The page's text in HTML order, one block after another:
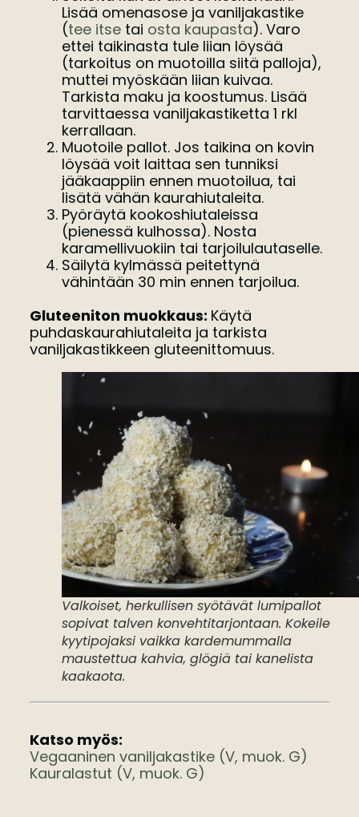
Lisää omenasose ja vaniljakastike
(tee itsetai osta kaupasta). Varo
ettei taikinasta tule liian löysää
(tarkoitus on muotoilla siitä palloja),
muttei myöskään liian kuivaa.
Tarkista maku ja koostumus. Lisää
tarvittaessa vaniljakastiketta 1 rkl
kerrallaan.
Muotoile pallot. Jos taikina on kovin
löysää voit laittaa sen tunniksi
jääkaappiin ennen muotoilua, tai
lisätä vähän kaurahiutaleita.
Pyöräytä kookoshiutaleissa
(pienessä kulhossa). Nosta
karamellivuokiin tai tarjoilulautaselle.
Säilytä kylmässä peitettynä
vähintään 30 min ennen tarjoilua.
Gluteeniton muokkaus: Käytä
puhdaskaurahiutaleita ja tarkista
vaniljakastikkeen gluteenittomuus.
Valkoiset, herkullisen syötävät lumipallot
sopivat talven konvehtitarjontaan. Kokeile
kyytipojaksi vaikka kardemummalla
maustettua kahvia, glögiä tai kanelista
kaakaota.
Katso myös:
Vegaaninen vaniljakastike (V, muok. G)
Kauralastut (V, muok. G)